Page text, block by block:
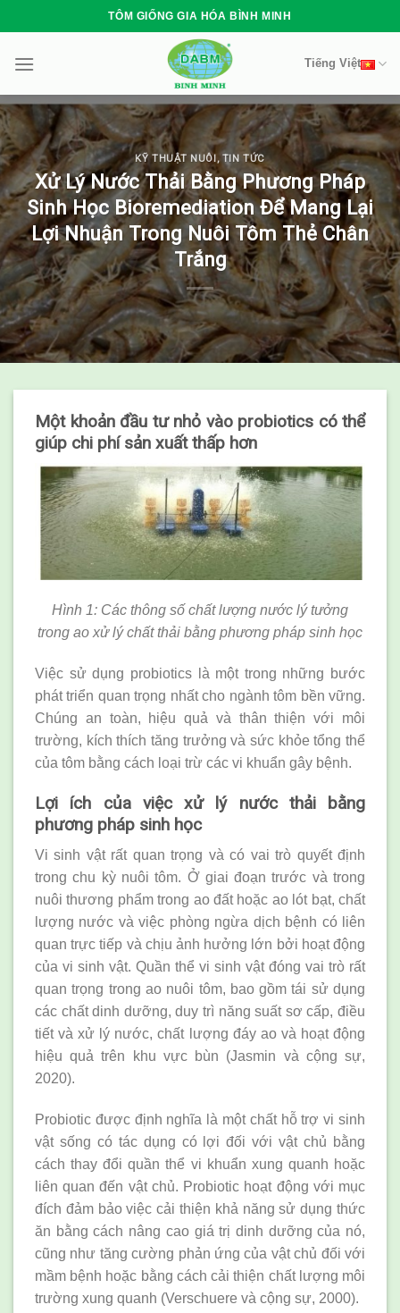
to
content
TÔM GIỐNG GIA HÓA BÌNH MINH
Tiếng Việt
KỸ THUẬT NUÔI , TIN TỨC
Xử Lý Nước Thải Bằng Phương Pháp
Sinh Học Bioremediation Để Mang Lại
Lợi Nhuận Trong Nuôi Tôm Thẻ Chân
Trắng
Một khoản đầu tư nhỏ vào probiotics có thể
giúp chi phí sản xuất thấp hơn
Hình 1: Các thông số chất lượng nước lý tưởng
trong ao xử lý chất thải bằng phương pháp sinh học
Việc sử dụng probiotics là một trong những bước
phát triển quan trọng nhất cho ngành tôm bền vững.
Chúng an toàn, hiệu quả và thân thiện với môi
trường, kích thích tăng trưởng và sức khỏe tổng thể
của tôm bằng cách loại trừ các vi khuẩn gây bệnh.
Lợi ích của việc xử lý nước thải bằng
phương pháp sinh học
Vi sinh vật rất quan trọng và có vai trò quyết định
trong chu kỳ nuôi tôm. Ở giai đoạn trước và trong
nuôi thương phẩm trong ao đất hoặc ao lót bạt, chất
lượng nước và việc phòng ngừa dịch bệnh có liên
quan trực tiếp và chịu ảnh hưởng lớn bởi hoạt động
của vi sinh vật. Quần thể vi sinh vật đóng vai trò rất
quan trọng trong ao nuôi tôm, bao gồm tái sử dụng
các chất dinh dưỡng, duy trì năng suất sơ cấp, điều
tiết và xử lý nước, chất lượng đáy ao và hoạt động
hiệu quả trên khu vực bùn (Jasmin và cộng sự,
2020).
Probiotic được định nghĩa là một chất hỗ trợ vi sinh
vật sống có tác dụng có lợi đối với vật chủ bằng
cách thay đổi quần thể vi khuẩn xung quanh hoặc
liên quan đến vật chủ. Probiotic hoạt động với mục
đích đảm bảo việc cải thiện khả năng sử dụng thức
ăn bằng cách nâng cao giá trị dinh dưỡng của nó,
cũng như tăng cường phản ứng của vật chủ đối với
mầm bệnh hoặc bằng cách cải thiện chất lượng môi
trường xung quanh (Verschuere và cộng sự, 2000).